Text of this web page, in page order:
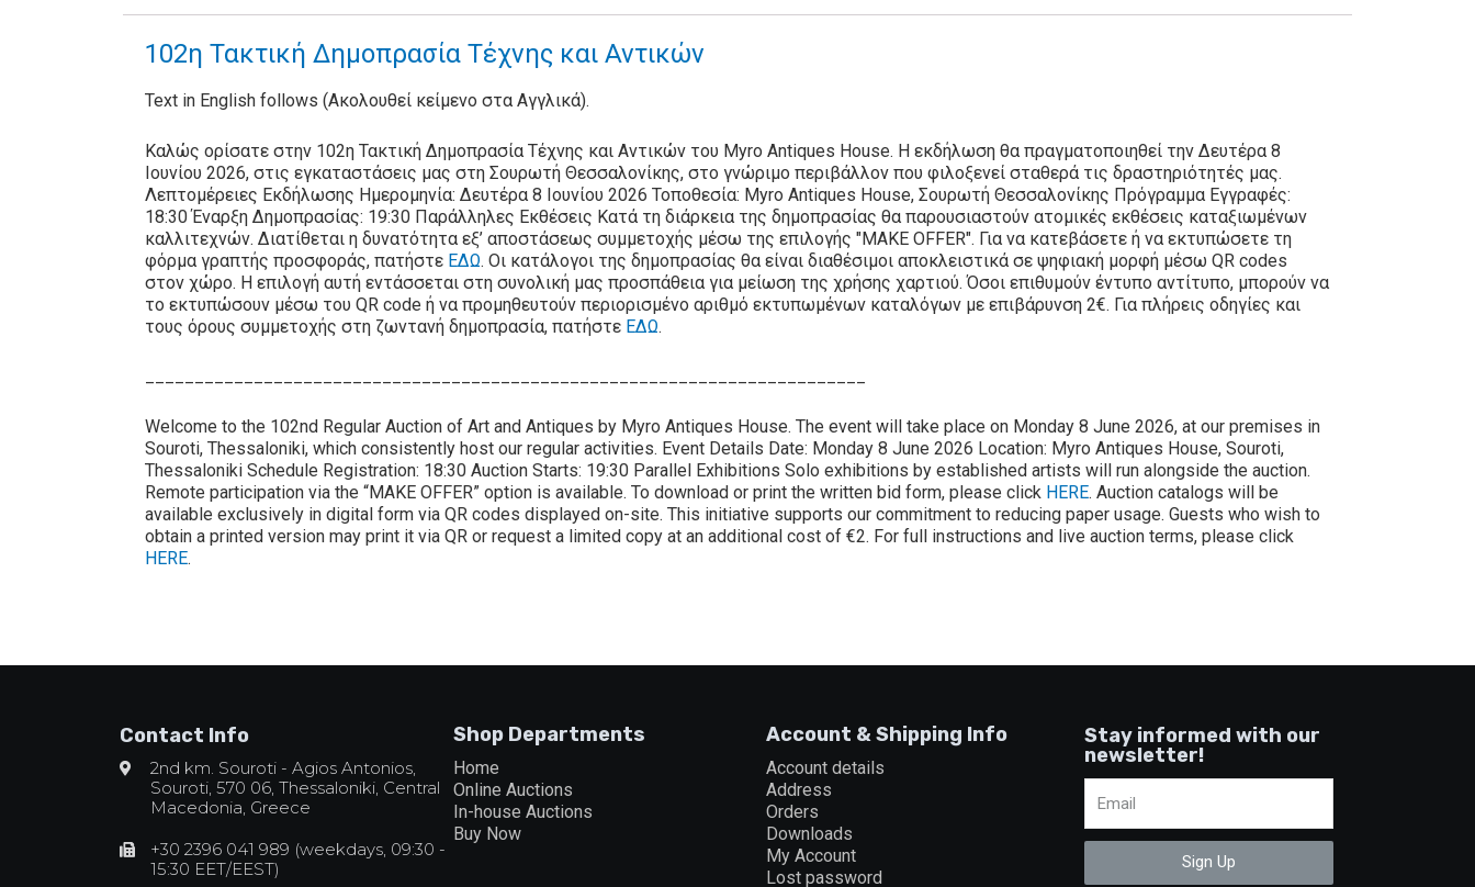
102η Τακτική Δημοπρασία Τέχνης και Αντικών
Text in English follows (Ακολουθεί κείμενο στα Αγγλικά).
Καλώς ορίσατε στην 102η Τακτική Δημοπρασία Τέχνης και Αντικών του Myro Antiques House. Η εκδήλωση θα πραγματοποιηθεί την Δευτέρα 8
Ιουνίου 2026, στις εγκαταστάσεις μας στη Σουρωτή Θεσσαλονίκης, στο γνώριμο περιβάλλον που φιλοξενεί σταθερά τις δραστηριότητές μας.
Λεπτομέρειες Εκδήλωσης Ημερομηνία: Δευτέρα 8 Ιουνίου 2026 Τοποθεσία: Myro Antiques House, Σουρωτή Θεσσαλονίκης Πρόγραμμα Εγγραφές:
18:30 Έναρξη Δημοπρασίας: 19:30 Παράλληλες Εκθέσεις Κατά τη διάρκεια της δημοπρασίας θα παρουσιαστούν ατομικές εκθέσεις καταξιωμένων
καλλιτεχνών. Διατίθεται η δυνατότητα εξ’ αποστάσεως συμμετοχής μέσω της επιλογής "MAKE OFFER". Για να κατεβάσετε ή να εκτυπώσετε τη
φόρμα γραπτής προσφοράς, πατήστε ΕΔΩ. Οι κατάλογοι της δημοπρασίας θα είναι διαθέσιμοι αποκλειστικά σε ψηφιακή μορφή μέσω QR codes
στον χώρο. Η επιλογή αυτή εντάσσεται στη συνολική μας προσπάθεια για μείωση της χρήσης χαρτιού. Όσοι επιθυμούν έντυπο αντίτυπο, μπορούν να
το εκτυπώσουν μέσω του QR code ή να προμηθευτούν περιορισμένο αριθμό εκτυπωμένων καταλόγων με επιβάρυνση 2€. Για πλήρεις οδηγίες και
τους όρους συμμετοχής στη ζωντανή δημοπρασία, πατήστε ΕΔΩ.
Welcome to the 102nd Regular Auction of Art and Antiques by Myro Antiques House. The event will take place on Monday 8 June 2026, at our premises in
Souroti, Thessaloniki, which consistently host our regular activities. Event Details Date: Monday 8 June 2026 Location: Myro Antiques House, Souroti,
Thessaloniki Schedule Registration: 18:30 Auction Starts: 19:30 Parallel Exhibitions Solo exhibitions by established artists will run alongside the auction.
Remote participation via the “MAKE OFFER” option is available. To download or print the written bid form, please click HERE. Auction catalogs will be
available exclusively in digital form via QR codes displayed on-site. This initiative supports our commitment to reducing paper usage. Guests who wish to
obtain a printed version may print it via QR or request a limited copy at an additional cost of €2. For full instructions and live auction terms, please click
HERE.
Contact Info
2nd km. Souroti - Agios Antonios,
Souroti, 570 06, Thessaloniki, Central
Macedonia, Greece
+30 2396 041 989 (weekdays, 09:30 -
15:30 EET/EEST)
Shop Departments
Home
Online Auctions
In-house Auctions
Buy Now
Account & Shipping Info
Account details
Address
Orders
Downloads
My Account
Lost password
Stay informed with our
newsletter!
Sign Up